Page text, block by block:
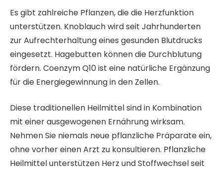
Es gibt zahlreiche Pflanzen, die die Herzfunktion
unterstützen. Knoblauch wird seit Jahrhunderten
zur Aufrechterhaltung eines gesunden Blutdrucks
eingesetzt. Hagebutten können die Durchblutung
fördern. Coenzym Q10 ist eine natürliche Ergänzung
für die Energiegewinnung in den Zellen.
Diese traditionellen Heilmittel sind in Kombination
mit einer ausgewogenen Ernährung wirksam.
Nehmen Sie niemals neue pflanzliche Präparate ein,
ohne vorher einen Arzt zu konsultieren. Pflanzliche
Heilmittel unterstützen Herz und Stoffwechsel seit